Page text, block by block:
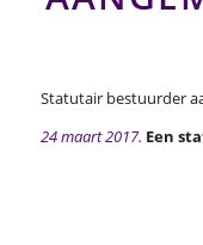
Statutair bestuurder
24 maart 2017. Een